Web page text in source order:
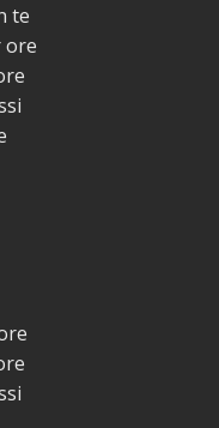
te
ore